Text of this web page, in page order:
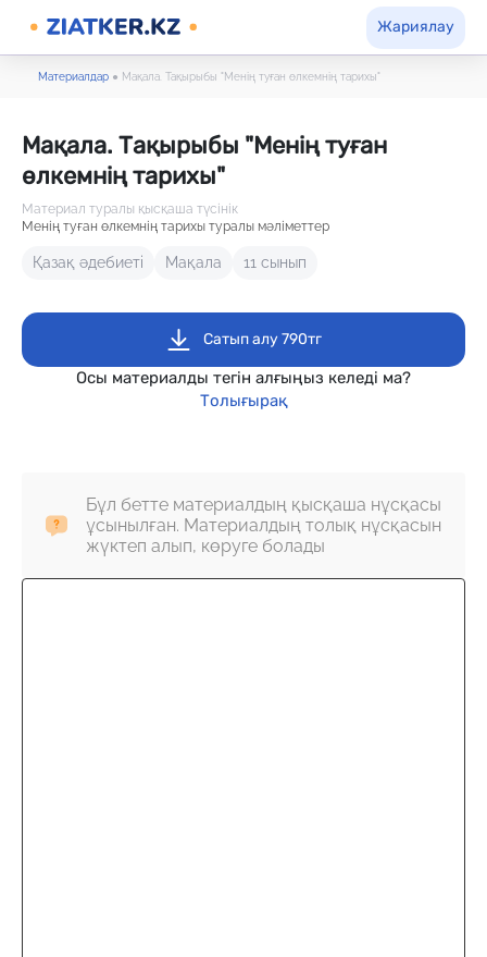
Жариялау
Материалдар ● Мақала. Тақырыбы "Менің туған өлкемнің тарихы"
Мақала. Тақырыбы "Менің туған
өлкемнің тарихы"
Материал туралы қысқаша түсінік
Менің туған өлкемнің тарихы туралы мәліметтер
Қазақ әдебиеті Мақала 11 сынып
Сатып алу 790тг
Осы материалды тегін алғыңыз келеді ма?
Толығырақ
Бұл бетте материалдың қысқаша нұсқасы
ұсынылған. Материалдың толық нұсқасын
жүктеп алып, көруге болады